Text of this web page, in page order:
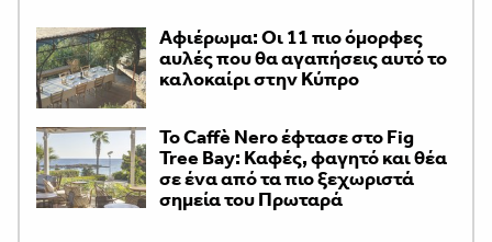
Αφιέρωμα: Οι 11 πιο όμορφες
αυλές που θα αγαπήσεις αυτό το
καλοκαίρι στην Κύπρο
Το Caffè Nero έφτασε στο Fig
Tree Bay: Καφές, φαγητό και θέα
σε ένα από τα πιο ξεχωριστά
σημεία του Πρωταρά